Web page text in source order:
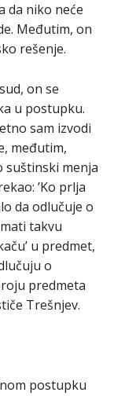
da niko neće
Međutim, on
rešenje.
on se
u postupku.
sam izvodi
međutim,
suštinski menja
’Ko prlja
da odlučuje o
takvu
u predmet,
o
predmeta
Trešnjev.
postupku